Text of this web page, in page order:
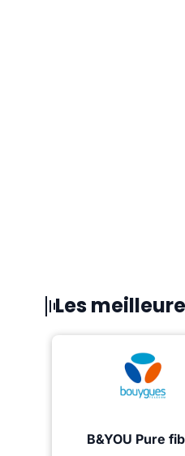
Les
B&YOU Pure